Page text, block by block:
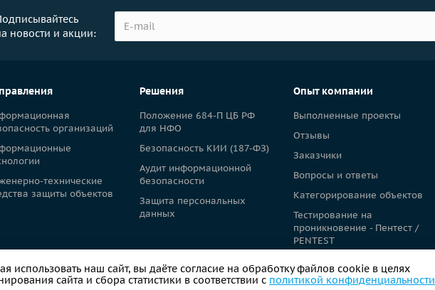
новости и акции:
организаций
технические
защиты объектов
Решения
Положение 684-П ЦБ РФ
для НФО
Безопасность КИИ (187-ФЗ)
Аудит информационной
безопасности
Защита персональных
данных
Опыт компании
Выполненные проекты
Отзывы
Заказчики
Вопросы и ответы
Категорирование объектов
Тестирование на
проникновение - Пентест /
PENTEST
использовать наш сайт, вы даёте согласие на обработку файлов cookie в целях
сайта и сбора статистики в соответствии с политикой конфиденциальности